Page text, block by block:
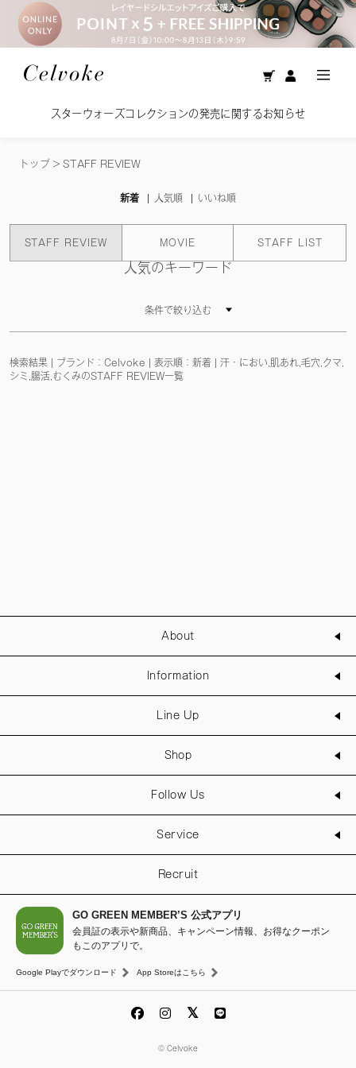
スターウォーズコレクションの発売に関するお知らせ
トップ > STAFF REVIEW
新着 人気順 いいね順
STAFF REVIEW MOVIE STAFF LIST
人気のキーワード
条件で絞り込む
検索結果 | ブランド：Celvoke | 表示順：新着 | 汗・におい,肌あれ,毛穴,クマ,
シミ,腸活,むくみのSTAFF REVIEW一覧
About
Information
Line Up
Shop
Follow Us
Service
Recruit
GO GREEN MEMBER’S 公式アプリ
会員証の表示や新商品、キャンペーン情報、お得なクーポン
もこのアプリで。
Google Playでダウンロード App Storeはこちら
© Celvoke